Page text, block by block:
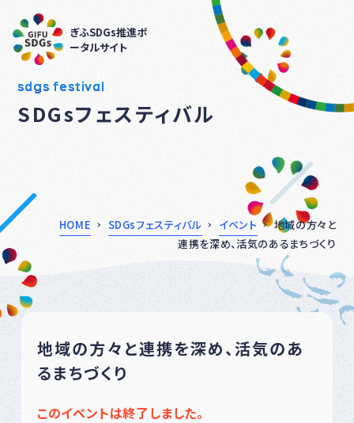
ぎふSDGs推進ポ
ータルサイト
sdgs festival
SDGsフェスティバル
HOME SDGsフェスティバル イベント
地域の方々と
連携を深め、活気のあるまちづくり
地域の方々と連携を深め、活気のあ
るまちづくり
このイベントは終了しました。